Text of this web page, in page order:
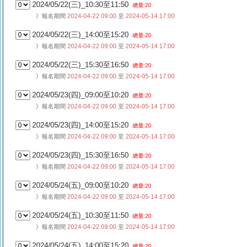
2024/05/22(三)_10:30至11:50 總量:20
》報名期間 2024-04-22 09:00 至 2024-05-14 17:00
2024/05/22(三)_14:00至15:20 總量:20
》報名期間 2024-04-22 09:00 至 2024-05-14 17:00
2024/05/22(三)_15:30至16:50 總量:20
》報名期間 2024-04-22 09:00 至 2024-05-14 17:00
2024/05/23(四)_09:00至10:20 總量:20
》報名期間 2024-04-22 09:00 至 2024-05-14 17:00
2024/05/23(四)_14:00至15:20 總量:20
》報名期間 2024-04-22 09:00 至 2024-05-14 17:00
2024/05/23(四)_15:30至16:50 總量:20
》報名期間 2024-04-22 09:00 至 2024-05-14 17:00
2024/05/24(五)_09:00至10:20 總量:20
》報名期間 2024-04-22 09:00 至 2024-05-14 17:00
2024/05/24(五)_10:30至11:50 總量:20
》報名期間 2024-04-22 09:00 至 2024-05-14 17:00